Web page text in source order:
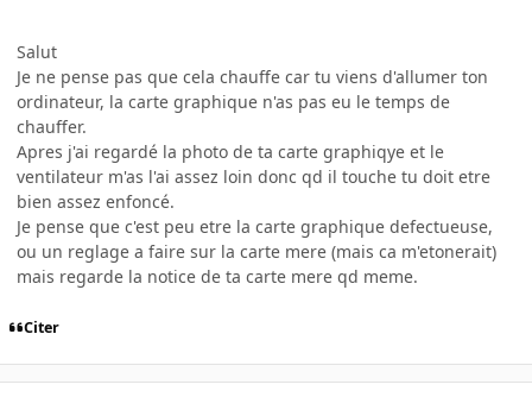
Salut
Je ne pense pas que cela chauffe car tu viens d'allumer ton
ordinateur, la carte graphique n'as pas eu le temps de
chauffer.
Apres j'ai regardé la photo de ta carte graphiqye et le
ventilateur m'as l'ai assez loin donc qd il touche tu doit etre
bien assez enfoncé.
Je pense que c'est peu etre la carte graphique defectueuse,
ou un reglage a faire sur la carte mere (mais ca m'etonerait)
mais regarde la notice de ta carte mere qd meme.
Citer